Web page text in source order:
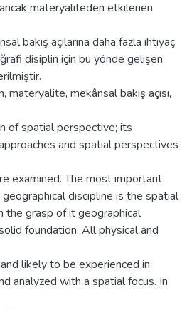
materyaliteden etkilenen
bakış açılarına daha fazla ihtiyaç
disiplin için bu yönde gelişen
mekânsal bakış açısı,
of spatial perspective; its
and spatial perspectives
examined. The most important
discipline is the spatial
the grasp of it geographical
foundation. All physical and
likely to be experienced in
analyzed with a spatial focus. In